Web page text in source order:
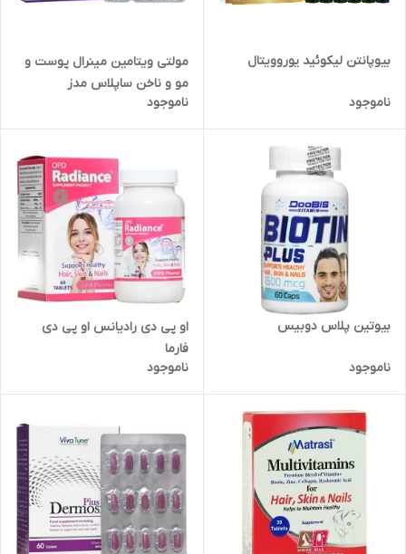
بیوپانتن لیکوئید یوروویتال
ناموجود
مولتی ویتامین مینرال پوست و
مو و ناخن ساپلاس مدز
ناموجود
بیوتین پلاس دوبیس
ناموجود
او پی دی رادیانس او پی دی
فارما
ناموجود